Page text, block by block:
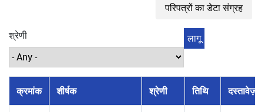
परिपत्रों का डेटा संग्रह
श्रेणी
क्रमांक शीर्षक श्रेणी तिथि दस्तावेज़